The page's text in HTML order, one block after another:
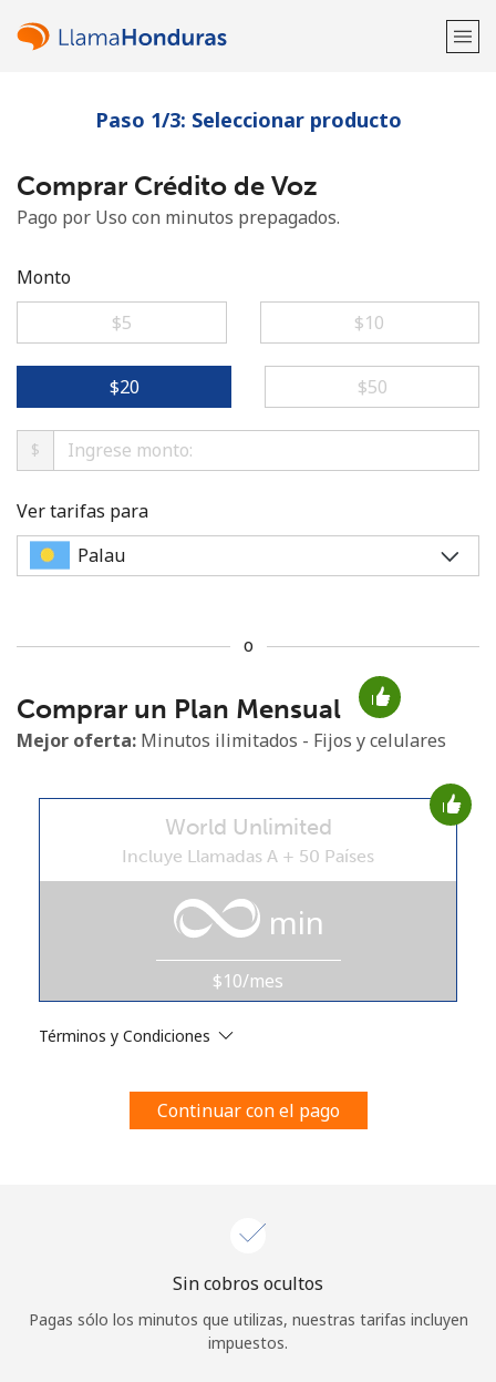
¡Bienvenido!
¿Ya tienes una cuenta?Inicia sesión →
No se ha creado una contraseña
Mínimo 8 caracteres
Una letra mayúscula y una minúscula
Un número
estosTérminos y condiciones.
Únete
¡Hola!
Inicia sesión oREGÍSTRATE →
Paso 1/3: Seleccionar producto
Comprar Crédito de Voz
Pago por Uso con minutos prepagados.
Monto
⁦$5⁩
⁦$10⁩
⁦$20⁩ ⁦$50⁩
$
Ver tarifas para
o
Comprar un Plan Mensual
Mejor oferta: Minutos ilimitados - Fijos y celulares
World Unlimited
Incluye Llamadas A + 50 Países
min
$10/mes
Términos y Condiciones
Continuar con el pago
Sin cobros ocultos
Pagas sólo los minutos que utilizas, nuestras tarifas incluyen
impuestos.